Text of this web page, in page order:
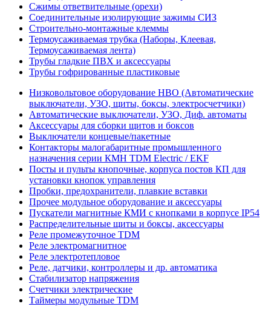
Сжимы ответвительные (орехи)
Соединительные изолирующие зажимы СИЗ
Строительно-монтажные клеммы
Термоусаживаемая трубка (Наборы, Клеевая,
Термоусаживаемая лента)
Трубы гладкие ПВХ и аксессуары
Трубы гофрированные пластиковые
Низковольтовое оборудование НВО (Автоматические
выключатели, УЗО, щиты, боксы, электросчетчики)
Автоматические выключатели, УЗО, Диф. автоматы
Аксессуары для сборки щитов и боксов
Выключатели концевые/пакетные
Контакторы малогабаритные промышленного
назначения серии КМН TDM Electric / EKF
Посты и пульты кнопочные, корпуса постов КП для
установки кнопок управления
Пробки, предохранители, плавкие вставки
Прочее модульное оборудование и аксессуары
Пускатели магнитные КМИ с кнопками в корпусе IP54
Распределительные щиты и боксы, аксессуары
Реле промежуточное TDM
Реле электромагнитное
Реле электротепловое
Реле, датчики, контроллеры и др. автоматика
Стабилизатор напряжения
Счетчики электрические
Таймеры модульные TDM